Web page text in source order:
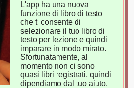
L'app ha una nuova
funzione di libro di testo
che ti consente di
selezionare il tuo libro di
testo per lezione e quindi
imparare in modo mirato.
Sfortunatamente, al
momento non ci sono
quasi libri registrati, quindi
dipendiamo dal tuo aiuto.